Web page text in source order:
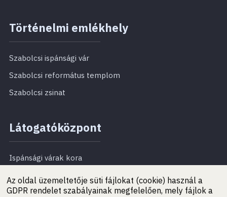
Az oldal üzemeltetője süti fájlokat (cookie) használ a
GDPR rendelet szabályainak megfelelően, mely fájlok a
Történelmi emlékhely
Szabolcsi ispánsági vár
Szabolcsi református templom
Szabolcsi zsinat
Látogatóközpont
Ispánsági várak kora
Református templom